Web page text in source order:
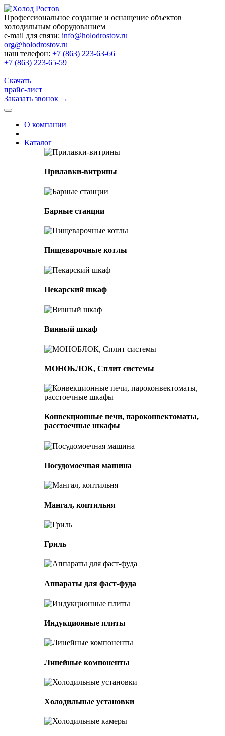
Профессиональное создание и оснащение объектов
холодильным оборудованием
e-mail для связи: info@holodrostov.ru
org@holodrostov.ru
наш телефон: +7 (863) 223-63-66
+7 (863) 223-65-59
Скачать
прайс-лист
Заказать звонок →
О компании
Каталог
Прилавки-витрины
Барные станции
Пищеварочные котлы
Пекарский шкаф
Винный шкаф
МОНОБЛОК, Сплит системы
Конвекционные печи, пароконвектоматы,
расстоечные шкафы
Посудомоечная машина
Мангал, коптильня
Гриль
Аппараты для фаст-фуда
Индукционные плиты
Линейные компоненты
Холодильные установки